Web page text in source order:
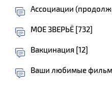
Ассоциации
МОЕ ЗВЕРЬЁ [732]
Вакцинация [12]
Ваши любимые